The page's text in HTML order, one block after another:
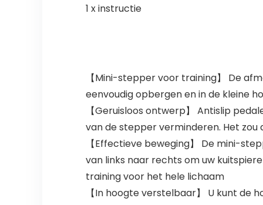
1 x instructie
【Mini-stepper voor training】 De
eenvoudig opbergen en in de kleine
【Geruisloos ontwerp】 Antislip
van de stepper verminderen. Het
【Effectieve beweging】 De mini-
van links naar rechts om uw
training voor het hele lichaam
【In hoogte verstelbaar】 U kunt